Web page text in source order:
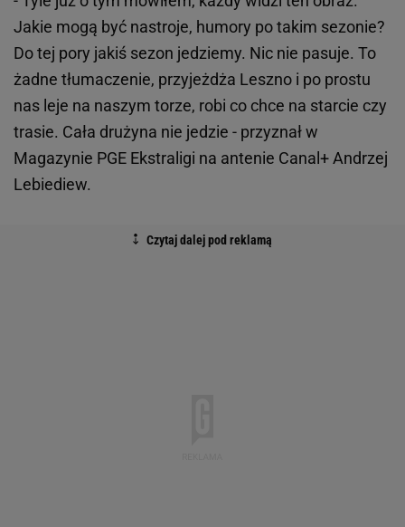
Jakie mogą być nastroje, humory po takim sezonie?
Do tej pory jakiś sezon jedziemy. Nic nie pasuje. To
żadne tłumaczenie, przyjeżdża Leszno i po prostu
nas leje na naszym torze, robi co chce na starcie czy
trasie. Cała drużyna nie jedzie - przyznał w
Magazynie PGE Ekstraligi na antenie Canal+ Andrzej
Lebiediew.